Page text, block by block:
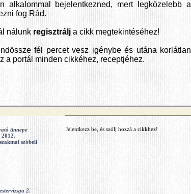
alkalommal bejelentkezned, mert legközelebb a
fog Rád.
nálunk regisztrálj a cikk megtekintéséhez!
fél percet vesz igénybe és utána korlátlan
a portál minden cikkéhez, receptjéhez.
ünnepe
2012.
szóbeli
2.
Jelentkezz be, és szólj hozzá a cikkhez!